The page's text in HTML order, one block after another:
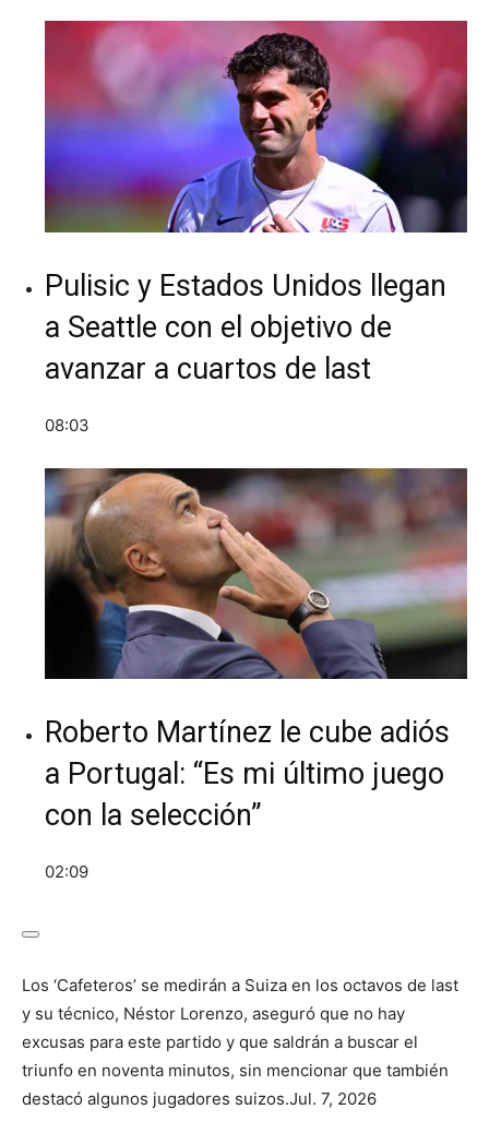
Pulisic y Estados Unidos llegan
a Seattle con el objetivo de
avanzar a cuartos de last
08:03
Roberto Martínez le cube adiós
a Portugal: “Es mi último juego
con la selección”
02:09
Los ‘Cafeteros’ se medirán a Suiza en los octavos de last
y su técnico, Néstor Lorenzo, aseguró que no hay
excusas para este partido y que saldrán a buscar el
triunfo en noventa minutos, sin mencionar que también
destacó algunos jugadores suizos.Jul. 7, 2026